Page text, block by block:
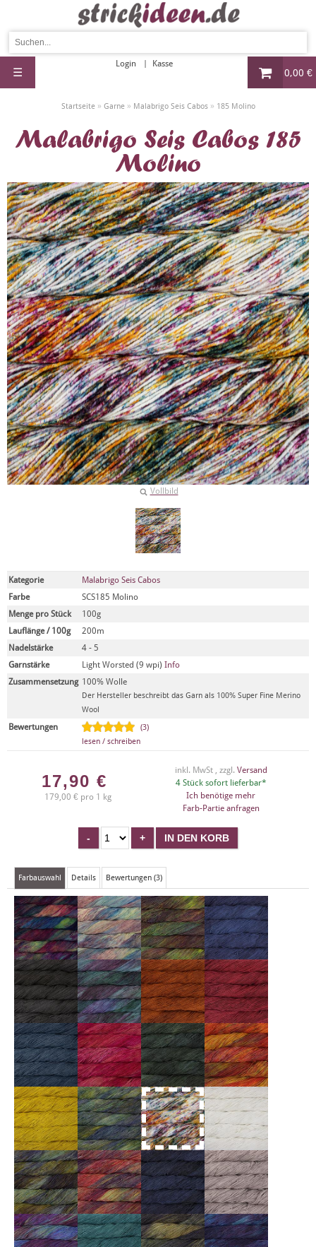
0,00 €
Login Kasse
☰
Startseite» Garne» Malabrigo Seis Cabos» 185 Molino
Malabrigo Seis Cabos 185
Molino
Vollbild
Kategorie
Malabrigo Seis Cabos
Farbe
SCS185 Molino
Menge pro Stück
100g
Lauflänge / 100g
200m
Nadelstärke
4 - 5
Garnstärke
Light Worsted (9 wpi) Info
Zusammensetzung 100% Wolle
Der Hersteller beschreibt das Garn als 100% Super Fine Merino
Wool
Bewertungen
(3)
lesen / schreiben
17,90 €
179,00 € pro 1 kg
inkl. MwSt , zzgl. Versand
4 Stück sofort lieferbar*
Ich benötige mehr
Farb-Partie anfragen
Farbauswahl Details Bewertungen (3)